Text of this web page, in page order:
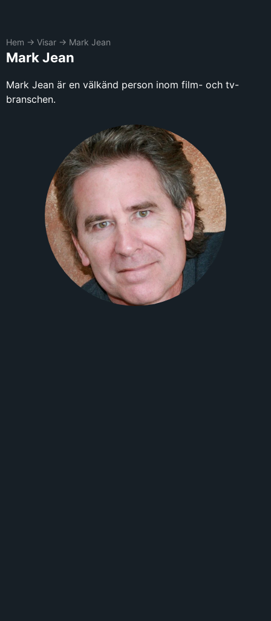
Hem → Visar → Mark Jean
Mark Jean
Mark Jean är en välkänd person inom film- och tv-
branschen.